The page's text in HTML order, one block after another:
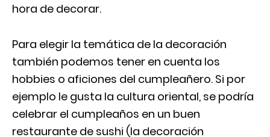
hora de decorar.
Para elegir la temática de la decoración
también podemos tener en cuenta los
hobbies o aficiones del cumpleañero. Si por
ejemplo le gusta la cultura oriental, se podría
celebrar el cumpleaños en un buen
restaurante de sushi (la decoración